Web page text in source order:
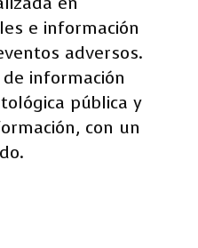
e información
adversos.
información
pública y
con un